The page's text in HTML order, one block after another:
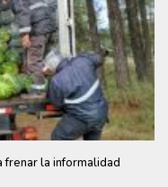
frenar la informalidad